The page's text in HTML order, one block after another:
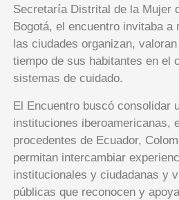
Secretaría Distrital de la Mujer
Bogotá, el encuentro invitaba
las ciudades organizan,
tiempo de sus habitantes en el
sistemas de cuidado.
El Encuentro buscó consolidar
instituciones iberoamericanas,
procedentes de Ecuador,
permitan intercambiar
institucionales y ciudadanas y
públicas que reconocen y